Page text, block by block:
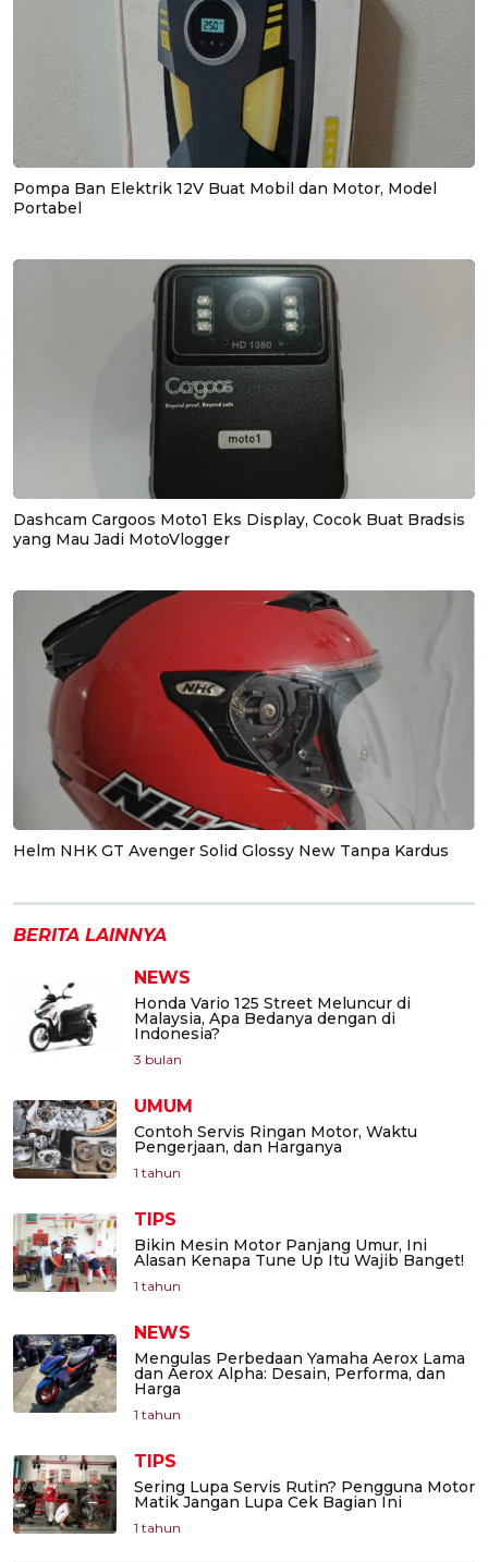
Pompa Ban Elektrik 12V Buat Mobil dan Motor, Model
Portabel
Dashcam Cargoos Moto1 Eks Display, Cocok Buat Bradsis
yang Mau Jadi MotoVlogger
Helm NHK GT Avenger Solid Glossy New Tanpa Kardus
BERITA LAINNYA
NEWS
Honda Vario 125 Street Meluncur di
Malaysia, Apa Bedanya dengan di
Indonesia?
3 bulan
UMUM
Contoh Servis Ringan Motor, Waktu
Pengerjaan, dan Harganya
1 tahun
TIPS
Bikin Mesin Motor Panjang Umur, Ini
Alasan Kenapa Tune Up Itu Wajib Banget!
1 tahun
NEWS
Mengulas Perbedaan Yamaha Aerox Lama
dan Aerox Alpha: Desain, Performa, dan
Harga
1 tahun
TIPS
Sering Lupa Servis Rutin? Pengguna Motor
Matik Jangan Lupa Cek Bagian Ini
1 tahun